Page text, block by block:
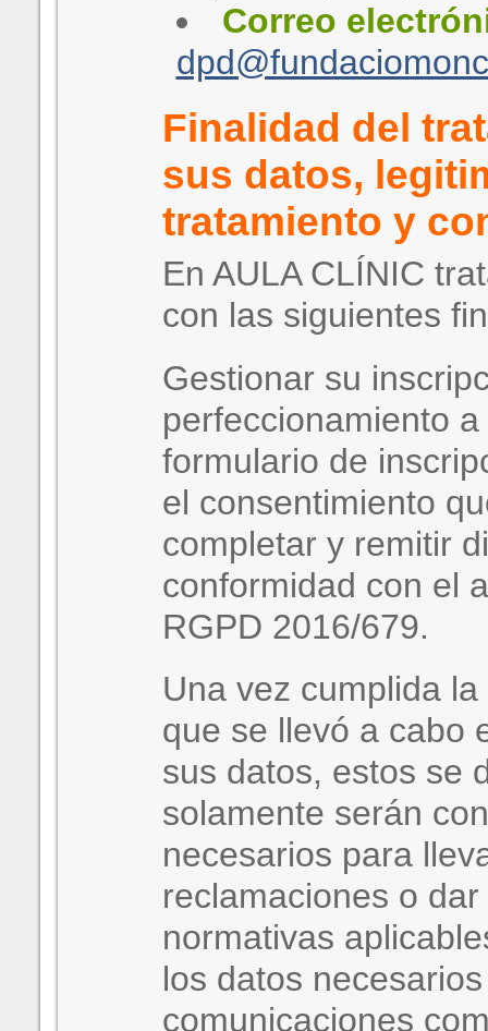
Correo
Finalidad del
sus datos,
tratamiento y
En AULA CLÍNIC
con las siguientes
Gestionar su
perfeccionamiento
formulario de
el consentimiento
completar y remitir
conformidad con el
RGPD 2016/679.
Una vez cumplida
que se llevó a cabo
sus datos, estos se
solamente serán
necesarios para
reclamaciones o
normativas
los datos
comunicaciones